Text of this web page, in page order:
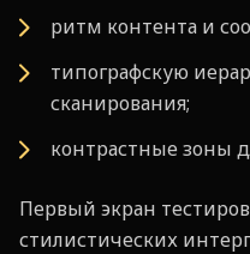
ритм контента и
типографскую
сканирования;
контрастные зоны
Первый экран
стилистических